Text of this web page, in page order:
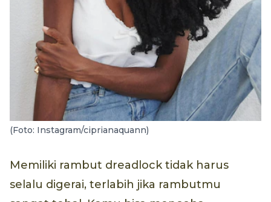
(Foto: Instagram/ciprianaquann)
Memiliki rambut dreadlock tidak harus
selalu digerai, terlabih jika rambutmu